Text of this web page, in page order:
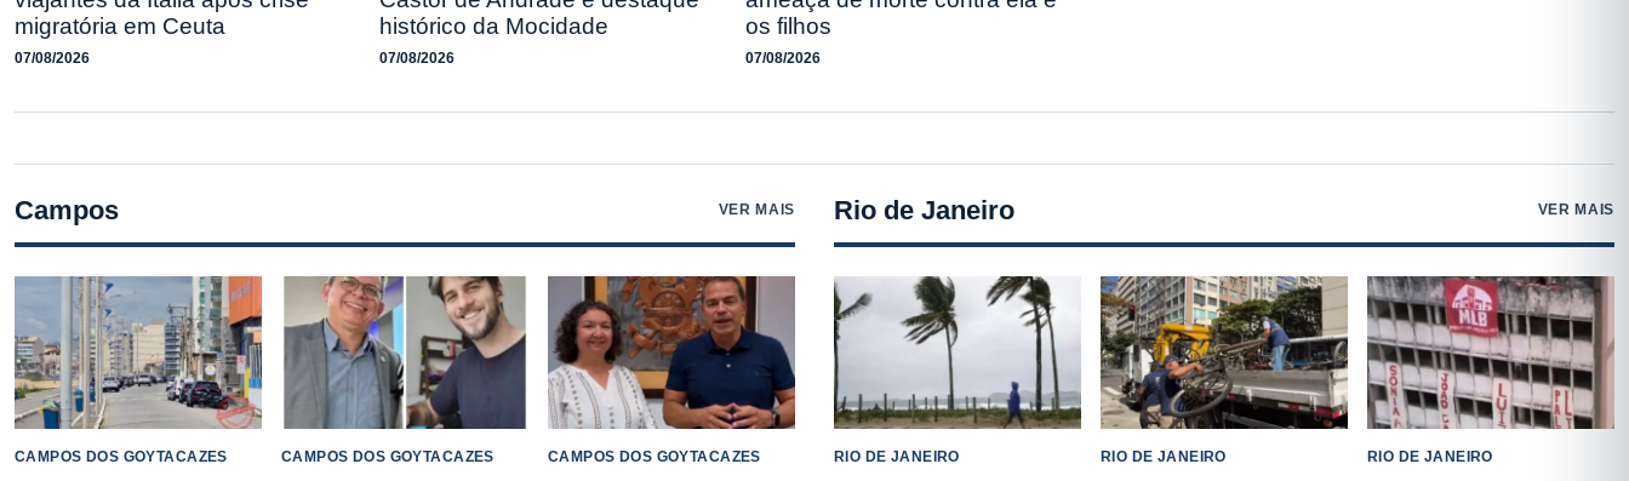
migratória em Ceuta
07/08/2026
histórico da Mocidade
07/08/2026
os filhos
07/08/2026
Campos VER MAIS
CAMPOS DOS GOYTACAZES CAMPOS DOS GOYTACAZES CAMPOS DOS GOYTACAZES
Rio de Janeiro VER MAIS
RIO DE JANEIRO RIO DE JANEIRO RIO DE JANEIRO